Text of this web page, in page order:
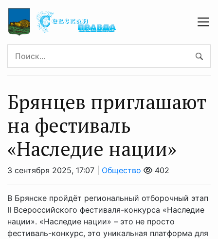
Брянцев приглашают
на фестиваль
«Наследие нации»
3 сентября 2025, 17:07 | Общество 402
В Брянске пройдёт региональный отборочный этап
II Всероссийского фестиваля-конкурса «Наследие
нации». «Наследие нации» – это не просто
фестиваль-конкурс, это уникальная платформа для